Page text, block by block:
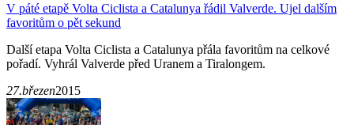
V páté etapě Volta Ciclista a Catalunya řádil Valverde. Ujel dalším
favoritům o pět sekund
Další etapa Volta Ciclista a Catalunya přála favoritům na celkové
pořadí. Vyhrál Valverde před Uranem a Tiralongem.
27.březen2015